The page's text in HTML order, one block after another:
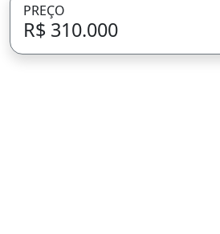
PREÇO
R$ 310.000